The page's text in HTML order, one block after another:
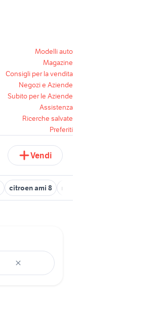
Modelli auto
Magazine
Consigli per la vendita
Negozi e Aziende
Subito per le Aziende
Assistenza
Ricerche salvate
Preferiti
Vendi
citroen ami 8 mario kart 8 deluxe usato